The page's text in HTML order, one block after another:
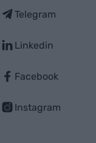
Telegram
Linkedin
Facebook
Instagram